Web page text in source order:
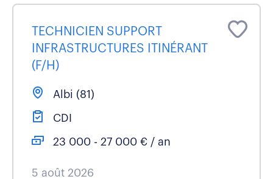
TECHNICIEN SUPPORT
INFRASTRUCTURES ITINÉRANT
(F/H)
Albi (81)
CDI
23 000 - 27 000 € / an
5 août 2026